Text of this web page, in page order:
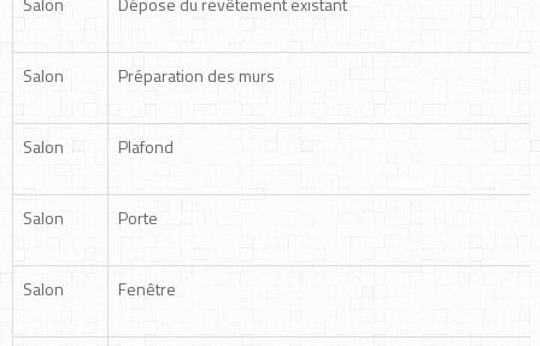
Salon Préparation des murs
Salon Plafond
Salon Porte
Salon Fenêtre